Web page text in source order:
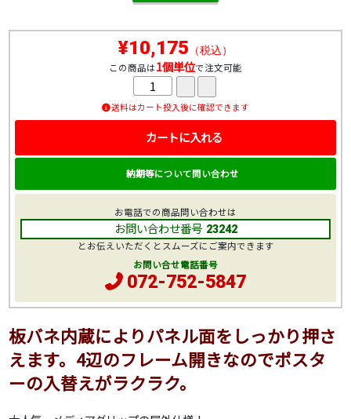
板バネ内蔵によりパネル面をしっかり押さ
えます。4辺のフレーム開きなのでポスタ
ーの入替えがラクラク。
¥10,175 （税込）
この商品は1個単位で注文可能
送料はカート投入後に確認できます
カートに入れる
納期等について問い合わせ
お電話での商品問い合わせは
お問い合わせ番号 23242
とお伝えいただくとスムーズにご案内できます
お問い合せ電話番号
072-752-5847